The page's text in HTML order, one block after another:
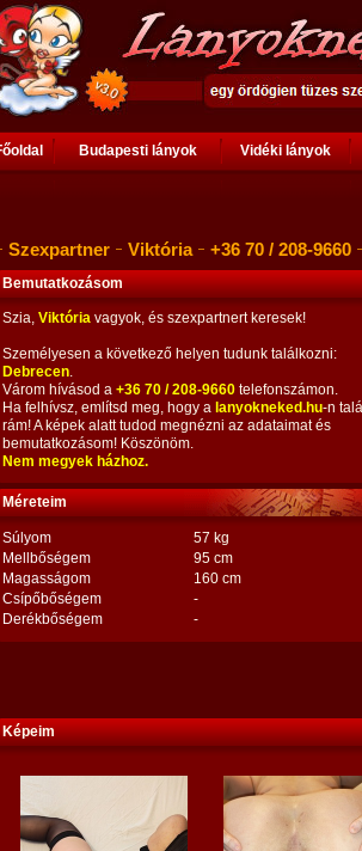
Budapesti lányok Vidéki lányok
Szexpartner Viktória +36 70 / 208-9660
Bemutatkozásom
Szia, Viktória vagyok, és szexpartnert keresek!
Személyesen a következő helyen tudunk találkozni:
Debrecen.
Várom hívásod a +36 70 / 208-9660 telefonszámon.
Ha felhívsz, említsd meg, hogy a lanyokneked.hu-n
rám! A képek alatt tudod megnézni az adataimat és
bemutatkozásom! Köszönöm.
Nem megyek házhoz.
Méreteim
Súlyom
57 kg
Mellbőségem
95 cm
Magasságom
160 cm
Csípőbőségem
-
Derékbőségem
-
Képeim